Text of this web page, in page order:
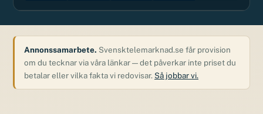
Annonssamarbete. Svensktelemarknad.se får provision
om du tecknar via våra länkar — det påverkar inte priset du
betalar eller vilka fakta vi redovisar. Så jobbar vi.